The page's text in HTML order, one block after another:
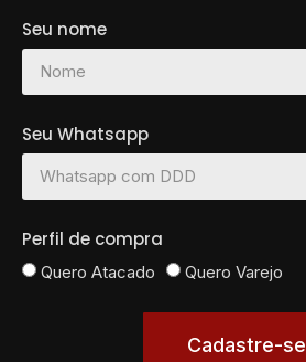
Seu nome
Seu Whatsapp
Perfil de compra
Quero Atacado Quero Varejo
Cadastre-se